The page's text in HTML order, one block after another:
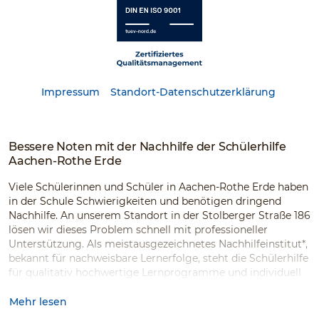
Impressum Standort-Datenschutzerklärung
Bessere Noten mit der Nachhilfe der Schülerhilfe
Aachen-Rothe Erde
Viele Schülerinnen und Schüler in Aachen-Rothe Erde haben
in der Schule Schwierigkeiten und benötigen dringend
Nachhilfe. An unserem Standort in der Stolberger Straße 186
lösen wir dieses Problem schnell mit professioneller
Unterstützung. Als meistausgezeichnetes Nachhilfeinstitut*,
bekannt für nachweisbare Lernerfolge, steht die Schülerhilfe
für qualitativ hochwertige Lernprogramme und individuell
Fächern. Unsere kompetenten Nachhilfelehrerinnen und
Mehr lesen